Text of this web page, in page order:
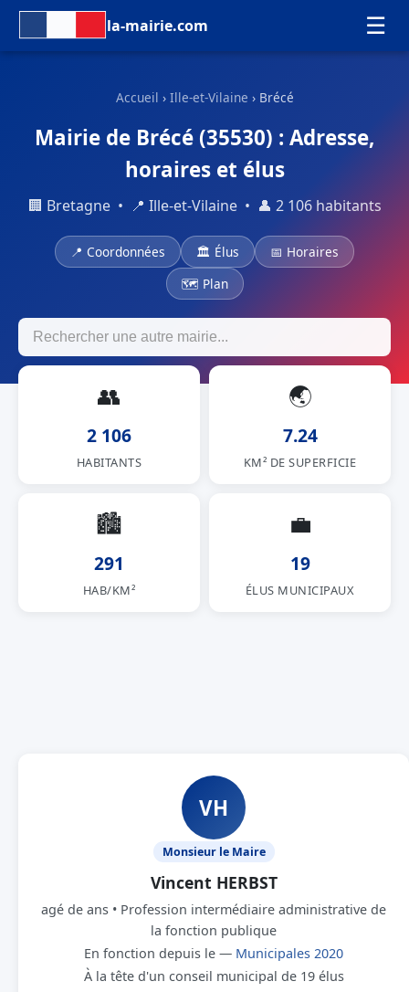
la-mairie.com ☰
Accueil › Ille-et-Vilaine › Brécé
Mairie de Brécé (35530) : Adresse,
horaires et élus
🏢 Bretagne • 📍 Ille-et-Vilaine • 👤 2 106 habitants
📍 Coordonnées 🏛 Élus
📅 Horaires
🗺 Plan
👥
2 106
HABITANTS
🌏
7.24
KM² DE SUPERFICIE
🏙
291
HAB/KM²
💼
19
ÉLUS MUNICIPAUX
VH
Monsieur le Maire
Vincent HERBST
agé de ans • Profession intermédiaire administrative de
la fonction publique
En fonction depuis le — Municipales 2020
À la tête d'un conseil municipal de 19 élus